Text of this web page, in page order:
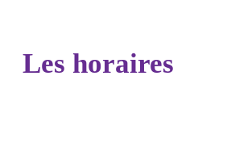
Les horaires